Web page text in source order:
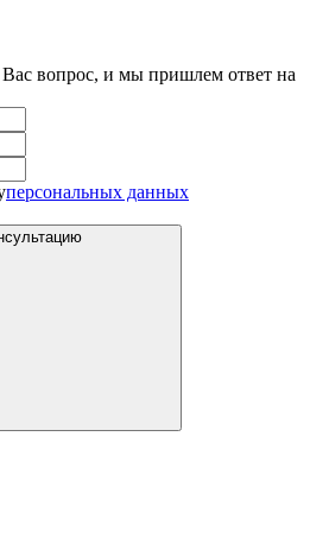
вопрос, и мы пришлем ответ на
персональных данных